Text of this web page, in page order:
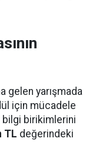
gelen yarışmada
için mücadele
bilgi birikimlerini
TL değerindeki